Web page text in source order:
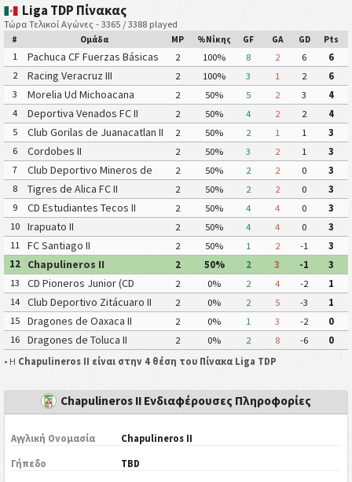
Liga TDP Πίνακας
Τώρα Τελικοί Αγώνες - 3365 / 3388 played
# Ομάδα MP %Νίκης GF GA GD Pts
1
Pachuca CF Fuerzas Básicas
(Pachuca CF III)
2 100% 8 2 6
6
2
Racing Veracruz III 2 100% 3 1 2
6
3
Morelia Ud Michoacana 2 50% 5 2 3
4
4
Deportiva Venados FC II 2 50% 4 2 2
4
5
Club Gorilas de Juanacatlan II 2 50% 2 1 1
3
6
Cordobes II 2 50% 3 2 1
3
7
Club Deportivo Mineros de
Zacatecas II
2 50% 2 2 0
3
8
Tigres de Alica FC II 2 50% 2 2 0
3
9
CD Estudiantes Tecos II 2 50% 4 4 0
3
10
Irapuato II 2 50% 4 4 0
3
11
FC Santiago II 2 50% 1 2 -1
3
12
Chapulineros II 2 50% 2 3 -1
3
13
CD Pioneros Junior (CD
Pioneros de Cancún II)
2 0% 2 4 -2
1
14
Club Deportivo Zitácuaro II 2 0% 2 5 -3
1
15
Dragones de Oaxaca II 2 0% 1 3 -2
0
16
Dragones de Toluca II 2 0% 2 8 -6
0
• Η Chapulineros II είναι στην 4 θέση του Πίνακα Liga TDP
Chapulineros II Ενδιαφέρουσες Πληροφορίες
Αγγλική Ονομασία Chapulineros II
Γήπεδο TBD